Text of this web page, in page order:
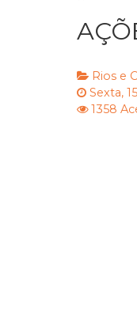
Rios e
Sexta,
1358